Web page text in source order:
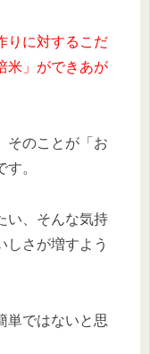
りに対するこだ
米」ができあが
そのことが「お
。
い、そんな気持
しさが増すよう
単ではないと思